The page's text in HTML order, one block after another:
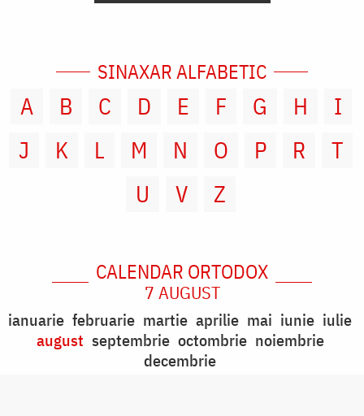
SINAXAR ALFABETIC
A B C D E F G H
I
J
K L M N O P R
T
U
V Z
CALENDAR ORTODOX
7 AUGUST
ianuarie februarie martie aprilie mai iunie iulie
august septembrie octombrie noiembrie
decembrie